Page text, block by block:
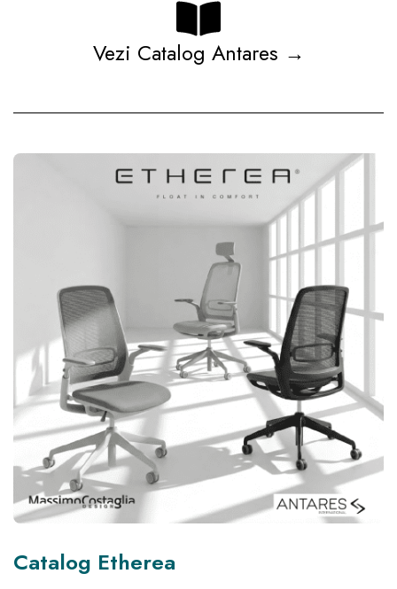
Vezi Catalog Antares →
Catalog Etherea